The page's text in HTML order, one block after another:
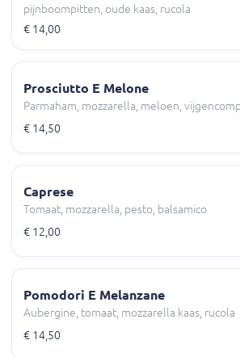
pijnboompitten, oude kaas, rucola
€ 14,00
Prosciutto E Melone
Parmaham, mozzarella, meloen,
€ 14,50
Caprese
Tomaat, mozzarella, pesto, balsamico
€ 12,00
Pomodori E Melanzane
Aubergine, tomaat, mozzarella kaas, rucola
€ 14,50